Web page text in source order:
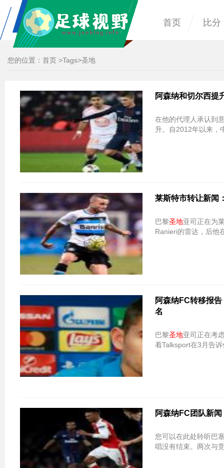
首页 比分
您的位置： 首页 >Tags>圣地
阿森纳和切尔西提
在他的代理人承认到
升。自2012年以来，
莱斯特市转让新闻
巴黎圣地亚司正在为
Ranieri的雷达，后他
阿森纳FC转移报
名
巴黎圣地亚司正在考
着Talksport在3月告
阿森纳FC团队新
您可以在此处聆听巴
唱没有结束。两次与